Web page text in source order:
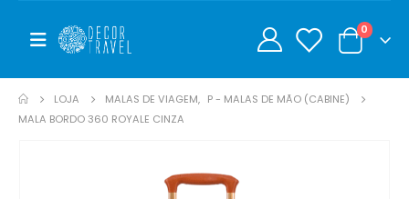
0 0
LOJA MALAS DE VIAGEM, P - MALAS DE MÃO (CABINE)
MALA BORDO 360 ROYALE CINZA